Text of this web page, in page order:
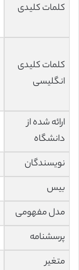
کلمات کلیدی
کلمات کلیدی
انگلیسی
ارائه شده از
دانشگاه
نویسندگان
بیس
مدل مفهومی
پرسشنامه
متغیر